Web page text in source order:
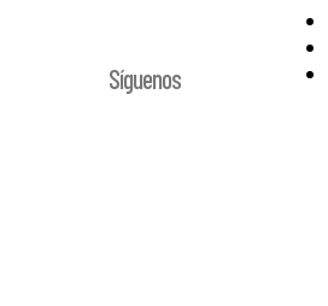
Síguenos